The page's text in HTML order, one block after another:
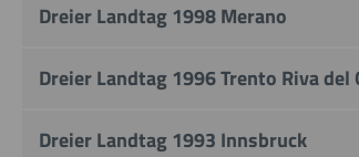
Dreier Landtag 1998 Merano
Dreier Landtag 1996 Trento Riva del
Dreier Landtag 1993 Innsbruck